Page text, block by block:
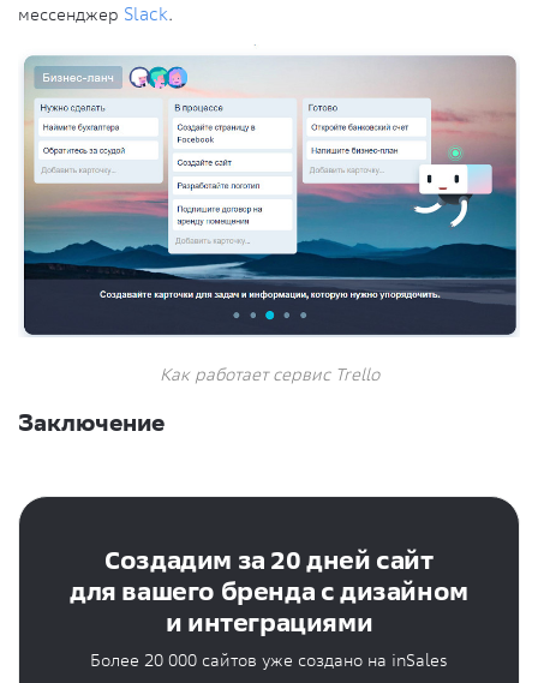
мессенджер Slack.
Как работает сервис Trello
Заключение
Создадим за 20 дней сайт
для вашего бренда с дизайном
и интеграциями
Более 20 000 сайтов уже создано на inSales